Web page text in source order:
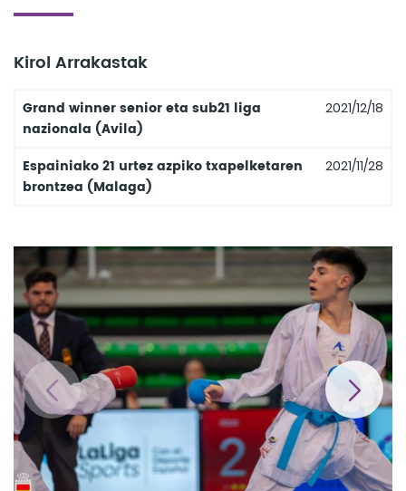
Kirol Arrakastak
Grand winner senior eta sub21 liga
nazionala (Avila)
2021/12/18
Espainiako 21 urtez azpiko txapelketaren
brontzea (Malaga)
2021/11/28